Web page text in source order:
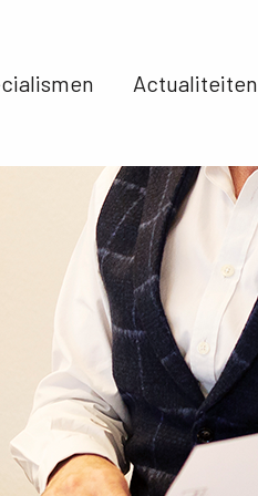
Actualiteiten